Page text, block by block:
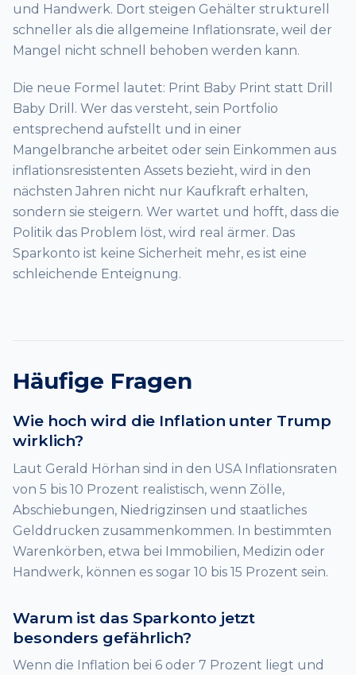
und Handwerk. Dort steigen Gehälter strukturell
schneller als die allgemeine Inflationsrate, weil der
Mangel nicht schnell behoben werden kann.
Die neue Formel lautet: Print Baby Print statt Drill
Baby Drill. Wer das versteht, sein Portfolio
entsprechend aufstellt und in einer
Mangelbranche arbeitet oder sein Einkommen aus
inflationsresistenten Assets bezieht, wird in den
nächsten Jahren nicht nur Kaufkraft erhalten,
sondern sie steigern. Wer wartet und hofft, dass die
Politik das Problem löst, wird real ärmer. Das
Sparkonto ist keine Sicherheit mehr, es ist eine
schleichende Enteignung.
Häufige Fragen
Wie hoch wird die Inflation unter Trump
wirklich?
Laut Gerald Hörhan sind in den USA Inflationsraten
von 5 bis 10 Prozent realistisch, wenn Zölle,
Abschiebungen, Niedrigzinsen und staatliches
Gelddrucken zusammenkommen. In bestimmten
Warenkörben, etwa bei Immobilien, Medizin oder
Handwerk, können es sogar 10 bis 15 Prozent sein.
Warum ist das Sparkonto jetzt
besonders gefährlich?
Wenn die Inflation bei 6 oder 7 Prozent liegt und